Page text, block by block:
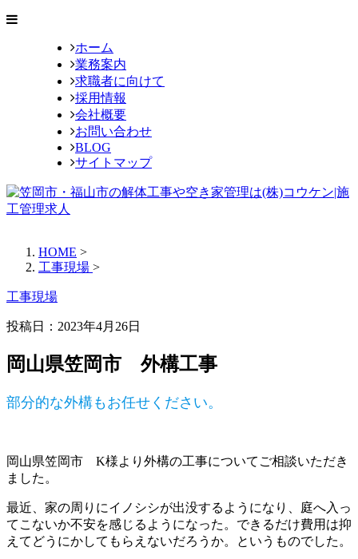
ホーム
業務案内
求職者に向けて
採用情報
会社概要
お問い合わせ
BLOG
サイトマップ
HOME >
工事現場 >
工事現場
投稿日： 2023年4月26日
岡山県笠岡市 外構工事
部分的な外構もお任せください。
岡山県笠岡市 K様より外構の工事についてご相談いただき
ました。
最近、家の周りにイノシシが出没するようになり、庭へ入っ
てこないか不安を感じるようになった。できるだけ費用は抑
えてどうにかしてもらえないだろうか。というものでした。